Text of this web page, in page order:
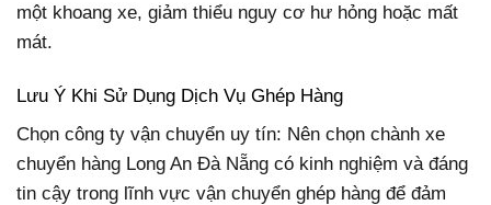
một khoang xe, giảm thiểu nguy cơ hư hỏng hoặc mất
mát.
Lưu Ý Khi Sử Dụng Dịch Vụ Ghép Hàng
Chọn công ty vận chuyển uy tín: Nên chọn chành xe
chuyển hàng Long An Đà Nẵng có kinh nghiệm và đáng
tin cậy trong lĩnh vực vận chuyển ghép hàng để đảm